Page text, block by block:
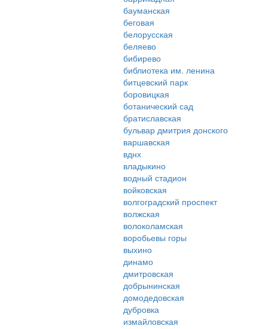
бауманская
беговая
белорусская
беляево
бибирево
библиотека им. ленина
битцевский парк
боровицкая
ботанический сад
братиславская
бульвар дмитрия донского
варшавская
вднх
владыкино
водный стадион
войковская
волгоградский проспект
волжская
волоколамская
воробьевы горы
выхино
динамо
дмитровская
добрынинская
домодедовская
дубровка
измайловская